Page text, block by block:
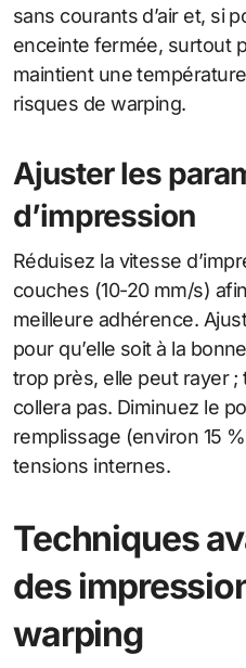
sans courants d’air et, si
enceinte fermée, surtout
maintient une
risques de warping.
Ajuster les
d’impression
Réduisez la vitesse
couches (10-20 mm/s)
meilleure adhérence.
pour qu’elle soit à la
trop près, elle peut rayer ;
collera pas. Diminuez le
remplissage (environ 15
tensions internes.
Techniques
des
warping